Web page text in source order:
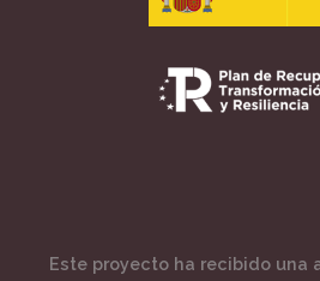
Este proyecto ha recibido una